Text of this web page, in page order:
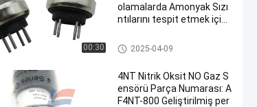
00:30
olamalarda Amonyak Sızı
ntılarını tespit etmek için
Gaz Sensörü
2025-04-09
4NT Nitrik Oksit NO Gaz S
ensörü Parça Numarası: A
F4NT-800 Geliştirilmiş per